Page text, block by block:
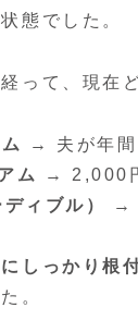
態でした。
って、現在
→ 夫が年間
ム
→ 2,000
ィブル） →
にしっかり根
。